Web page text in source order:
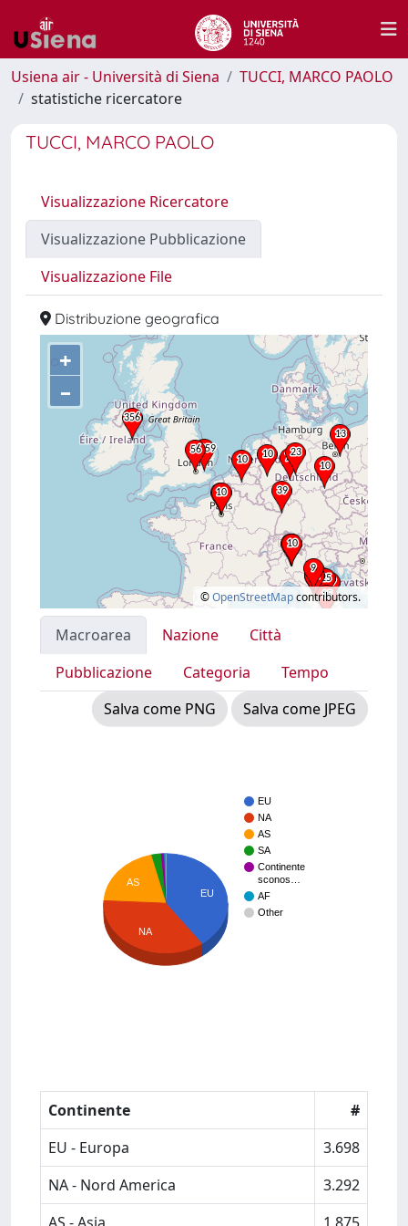
Usiena air - Università di Siena
TUCCI, MARCO PAOLO
statistiche ricercatore
TUCCI, MARCO PAOLO
Visualizzazione Ricercatore
Visualizzazione Pubblicazione
Visualizzazione File
Distribuzione geografica
+
–
©OpenStreetMapcontributors.
Macroarea Nazione
Città
Pubblicazione
Categoria
Tempo
Salva come PNG
Salva come JPEG
EU
NA
AS
SA
Continente
sconos…
AF
Other
EU
AS
NA
Continente
#
EU - Europa
3.698
NA - Nord America
3.292